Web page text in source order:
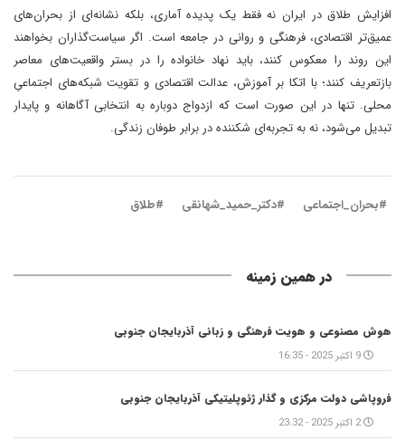
افزایش طلاق در ایران نه فقط یک پدیده آماری، بلکه نشانه‌ای از بحران‌های
عمیق‌تر اقتصادی، فرهنگی و روانی در جامعه است. اگر سیاست‌گذاران بخواهند
این روند را معکوس کنند، باید نهاد خانواده را در بستر واقعیت‌های معاصر
بازتعریف کنند؛ با اتکا بر آموزش، عدالت اقتصادی و تقویت شبکه‌های اجتماعیِ
محلی. تنها در این صورت است که ازدواج دوباره به انتخابی آگاهانه و پایدار
تبدیل می‌شود، نه به تجربه‌ای شکننده در برابر طوفان زندگی.
#بحران_اجتماعی #دکتر_حمید_شهانقی #طلاق
در همین زمینه
هوش مصنوعی و هویت فرهنگی و زبانی آذربایجان جنوبی
9 اکتبر 2025 - 16:35
فروپاشی دولت مرکزی و گذار ژئوپلیتیکی آذربایجان جنوبی
2 اکتبر 2025 - 23:32